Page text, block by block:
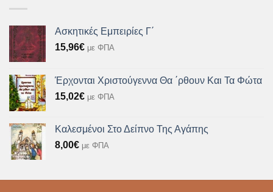
Ασκητικές Εμπειρίες Γ΄
15,96€ με ΦΠΑ
Έρχονται Χριστούγεννα Θα ΄ρθουν Και Τα Φώτα
15,02€ με ΦΠΑ
Καλεσμένοι Στο Δείπνο Της Αγάπης
8,00€ με ΦΠΑ